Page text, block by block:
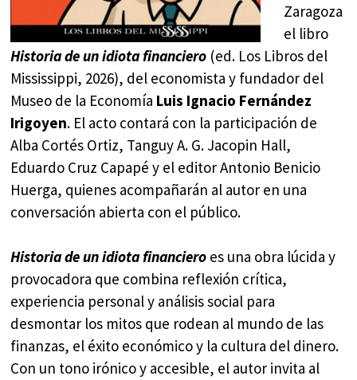
Zaragoza
el libro
Historia de un idiota financiero (ed. Los Libros del
Mississippi, 2026), del economista y fundador del
Museo de la Economía Luis Ignacio Fernández
Irigoyen. El acto contará con la participación de
Alba Cortés Ortiz, Tanguy A. G. Jacopin Hall,
Eduardo Cruz Capapé y el editor Antonio Benicio
Huerga, quienes acompañarán al autor en una
conversación abierta con el público.
Historia de un idiota financiero es una obra lúcida y
provocadora que combina reflexión crítica,
experiencia personal y análisis social para
desmontar los mitos que rodean al mundo de las
finanzas, el éxito económico y la cultura del dinero.
Con un tono irónico y accesible, el autor invita al